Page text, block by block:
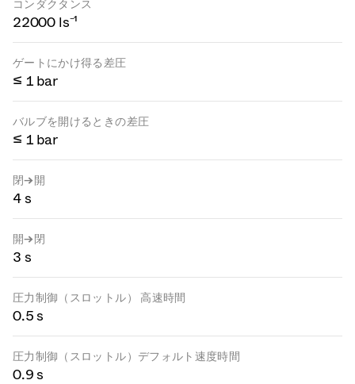
コンダクタンス
22000 ls⁻¹
ゲートにかけ得る差圧
≤ 1 bar
バルブを開けるときの差圧
≤ 1 bar
閉→開
4 s
開→閉
3 s
圧力制御（スロットル） 高速時間
0.5 s
圧力制御（スロットル）デフォルト速度時間
0.9 s